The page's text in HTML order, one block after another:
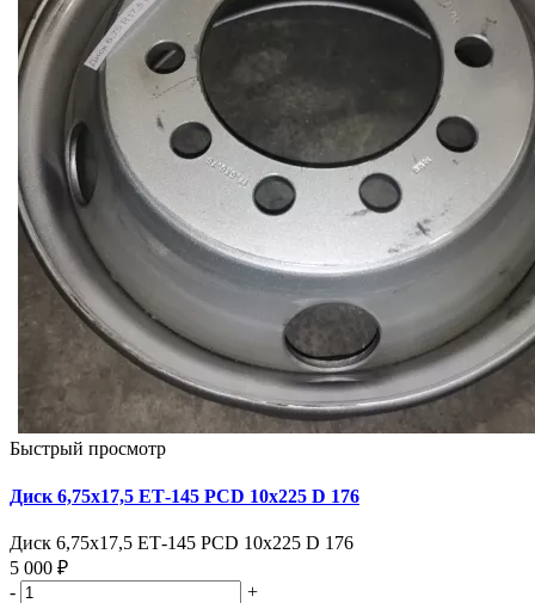
Быстрый просмотр
Диск 6,75х17,5 ЕТ-145 PCD 10x225 D 176
Диск 6,75х17,5 ЕТ-145 PCD 10x225 D 176
5 000 ₽
-
+